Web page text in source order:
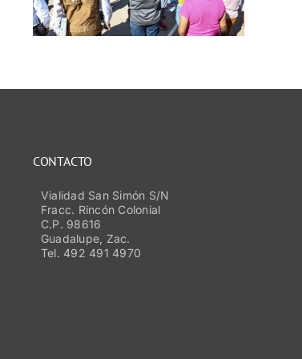
CONTACTO
Vialidad San Simón S/N
Fracc. Rincón Colonial
C.P. 98616
Guadalupe, Zac.
Tel. 492 491 4970